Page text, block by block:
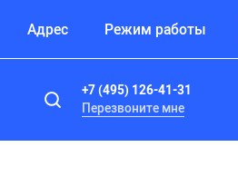
Адрес Режим работы
+7 (495) 126-41-31
Перезвоните мне